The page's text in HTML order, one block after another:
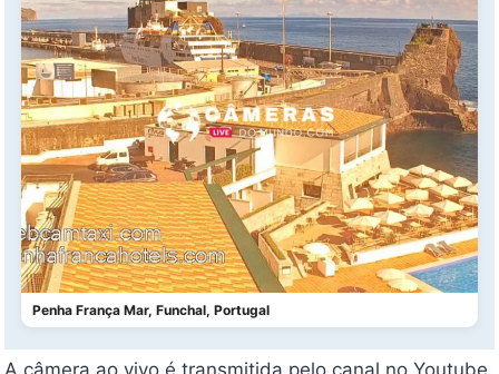
Penha França Mar, Funchal, Portugal
A câmera ao vivo é transmitida pelo canal no Youtube